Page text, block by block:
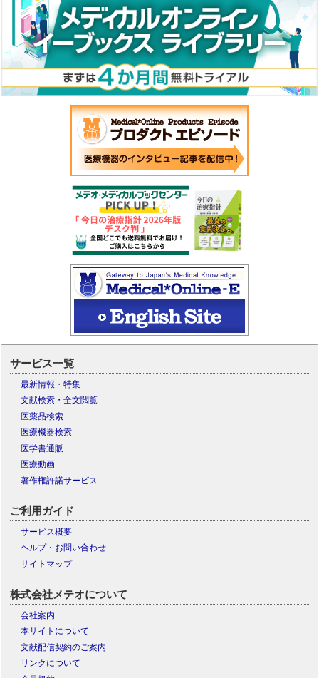
サービス一覧
最新情報・特集
文献検索・全文閲覧
医薬品検索
医療機器検索
医学書通販
医療動画
著作権許諾サービス
ご利用ガイド
サービス概要
ヘルプ・お問い合わせ
サイトマップ
株式会社メテオについて
会社案内
本サイトについて
文献配信契約のご案内
リンクについて